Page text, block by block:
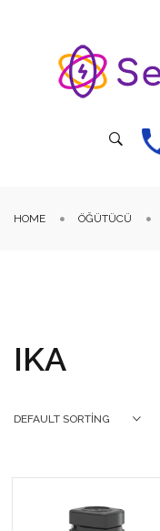
HOME ÖĞÜTÜCÜ
IKA
DEFAULT SORTING